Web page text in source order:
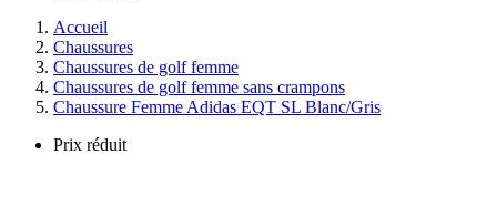
Accueil
Chaussures
Chaussures de golf femme
Chaussures de golf femme sans crampons
Chaussure Femme Adidas EQT SL Blanc/Gris
Prix réduit